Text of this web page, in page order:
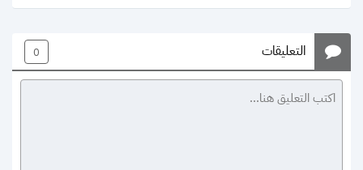
التعليقات 0